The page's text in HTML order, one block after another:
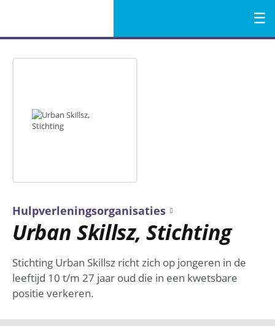
Menu
Hulpverleningsorganisaties
Urban Skillsz, Stichting
Stichting Urban Skillsz richt zich op jongeren in de
leeftijd 10 t/m 27 jaar oud die in een kwetsbare
positie verkeren.